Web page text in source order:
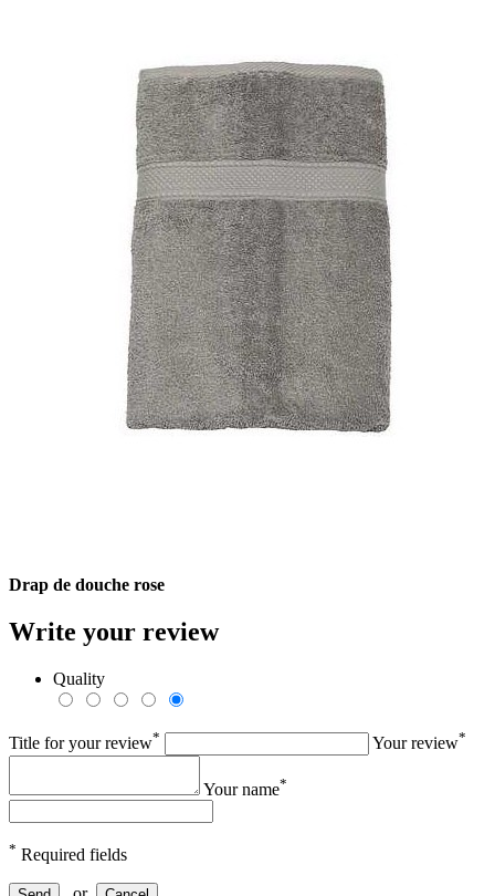
Drap de douche rose
Write your review
Quality
Title for your review* Your review*
Your name*
* Required fields